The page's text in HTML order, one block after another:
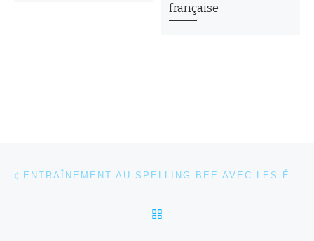
française
Parcourir les articles ENTRAÎNEMENT AU SPELLING BEE AVEC LES ÉLÈVES DE CM1